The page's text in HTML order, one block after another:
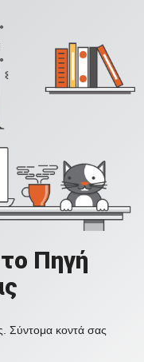
Πηγή
Σύντομα κοντά σας